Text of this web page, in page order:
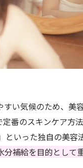
い気候のため、美
番のスキンケア方
いった独自の美容
補給を目的として